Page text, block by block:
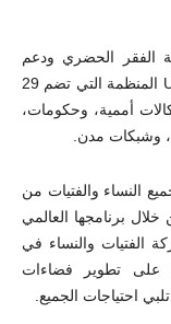
الفقر الحضري ودعم
المدن لتحقيق تنمية مستدامة. تستضيف UNOPS المنظمة التي تضم 29
أممية، وحكومات،
وشبكات مدن.
النساء والفتيات من
برنامجها العالمي
الفتيات والنساء في
على تطوير فضاءات
احتياجات الجميع.